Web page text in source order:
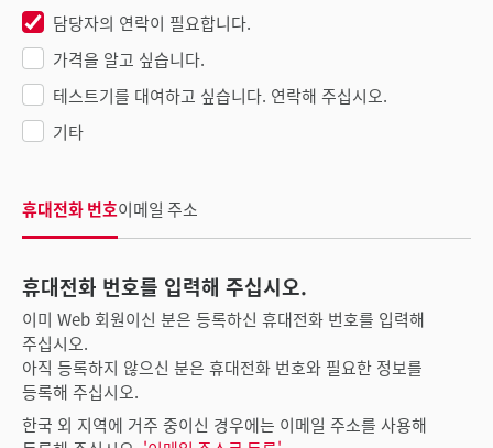
담당자의 연락이 필요합니다.
가격을 알고 싶습니다.
테스트기를 대여하고 싶습니다. 연락해 주십시오.
기타
휴대전화 번호이메일 주소
휴대전화 번호를 입력해 주십시오.
이미 Web 회원이신 분은 등록하신 휴대전화 번호를 입력해
주십시오.
아직 등록하지 않으신 분은 휴대전화 번호와 필요한 정보를
등록해 주십시오.
한국 외 지역에 거주 중이신 경우에는 이메일 주소를 사용해